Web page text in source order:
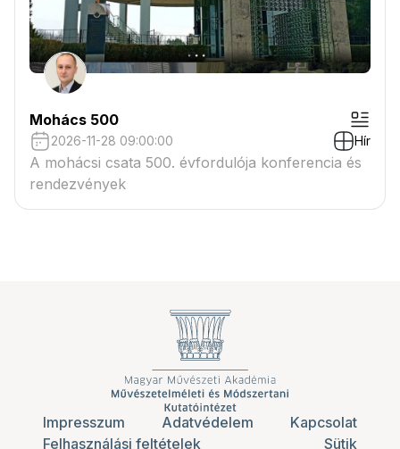
Mohács 500
2026-11-28 09:00:00 Hír
A mohácsi csata 500. évfordulója konferencia és
rendezvények
Impresszum Adatvédelem
Kapcsolat
Felhasználási feltételek
Sütik